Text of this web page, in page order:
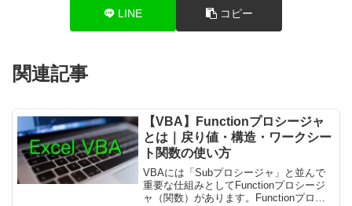
LINE コピー
関連記事
【VBA】Functionプロシージャ
とは｜戻り値・構造・ワークシー
ト関数の使い方
VBAには「Subプロシージャ」と並んで
重要な仕組みとしてFunctionプロシージ
ャ（関数）があります。Functionプロシ